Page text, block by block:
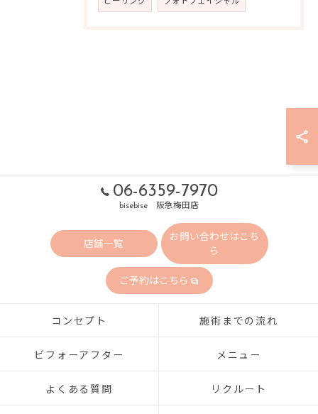
06-6359-7970
bisebise 阪急梅田店
店舗一覧
お問い合わせはこち
ら
ご予約はこちら
コンセプト 施術までの流れ
ビフォーアフター メニュー
よくある質問 リクルート